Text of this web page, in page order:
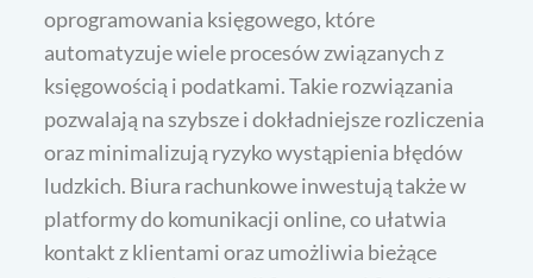
oprogramowania księgowego, które
automatyzuje wiele procesów związanych z
księgowością i podatkami. Takie rozwiązania
pozwalają na szybsze i dokładniejsze rozliczenia
oraz minimalizują ryzyko wystąpienia błędów
ludzkich. Biura rachunkowe inwestują także w
platformy do komunikacji online, co ułatwia
kontakt z klientami oraz umożliwia bieżące